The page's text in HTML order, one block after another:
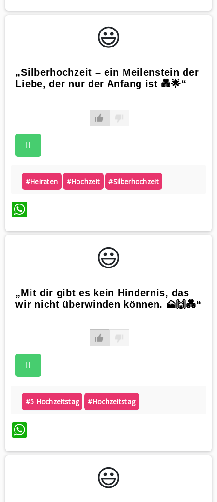
😃️
„Silberhochzeit – ein Meilenstein der
Liebe, der nur der Anfang ist 💑🌟“
#heiraten #hochzeit #silberhochzeit
WhatsApp
😃️
„Mit dir gibt es kein Hindernis, das
wir nicht überwinden können. 🗻🙌💑“
#5 Hochzeitstag #hochzeitstag
WhatsApp
😃️